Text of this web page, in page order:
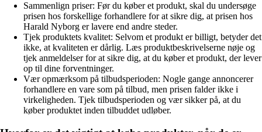
Sammenlign priser: Før du køber et produkt, skal du undersøge
prisen hos forskellige forhandlere for at sikre dig, at prisen hos
Harald Nyborg er lavere end andre steder.
Tjek produktets kvalitet: Selvom et produkt er billigt, betyder det
ikke, at kvaliteten er dårlig. Læs produktbeskrivelserne nøje og
tjek anmeldelser for at sikre dig, at du køber et produkt, der lever
op til dine forventninger.
Vær opmærksom på tilbudsperioden: Nogle gange annoncerer
forhandlere en vare som på tilbud, men prisen falder ikke i
virkeligheden. Tjek tilbudsperioden og vær sikker på, at du
køber produktet inden tilbuddet udløber.